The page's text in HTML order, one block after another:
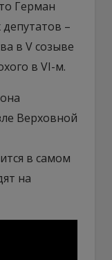
Герман
–
в V созыве
в VI-м.
Верховной
в самом
на